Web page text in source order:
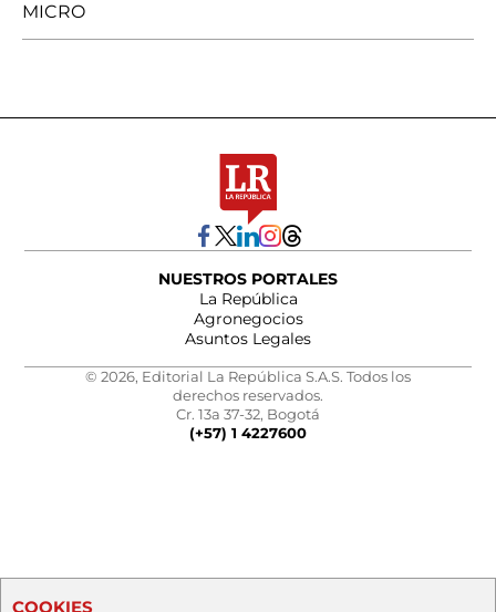
MICRO
NUESTROS PORTALES
La República
Agronegocios
Asuntos Legales
© 2026, Editorial La República S.A.S. Todos los
derechos reservados.
Cr. 13a 37-32, Bogotá
(+57) 1 4227600
COOKIES